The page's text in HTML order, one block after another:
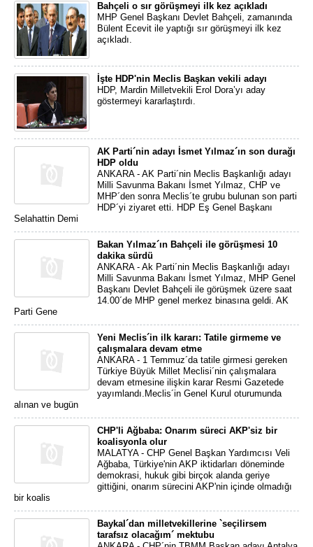
Bahçeli o sır görüşmeyi ilk kez açıkladı
MHP Genel Başkanı Devlet Bahçeli, zamanında
Bülent Ecevit ile yaptığı sır görüşmeyi ilk kez
açıkladı.
İşte HDP'nin Meclis Başkan vekili adayı
HDP, Mardin Milletvekili Erol Dora’yı aday
göstermeyi kararlaştırdı.
AK Parti´nin adayı İsmet Yılmaz´ın son durağı
HDP oldu
ANKARA - AK Parti´nin Meclis Başkanlığı adayı
Milli Savunma Bakanı İsmet Yılmaz, CHP ve
MHP´den sonra Meclis´te grubu bulunan son parti
HDP´yi ziyaret etti. HDP Eş Genel Başkanı
Selahattin Demi
Bakan Yılmaz´ın Bahçeli ile görüşmesi 10
dakika sürdü
ANKARA - Ak Parti´nin Meclis Başkanlığı adayı
Milli Savunma Bakanı İsmet Yılmaz, MHP Genel
Başkanı Devlet Bahçeli ile görüşmek üzere saat
14.00´de MHP genel merkez binasına geldi. AK
Parti Gene
Yeni Meclis´in ilk kararı: Tatile girmeme ve
çalışmalara devam etme
ANKARA - 1 Temmuz´da tatile girmesi gereken
Türkiye Büyük Millet Meclisi´nin çalışmalara
devam etmesine ilişkin karar Resmi Gazetede
yayımlandı.Meclis´in Genel Kurul oturumunda
alınan ve bugün
CHP'li Ağbaba: Onarım süreci AKP'siz bir
koalisyonla olur
MALATYA - CHP Genel Başkan Yardımcısı Veli
Ağbaba, Türkiye'nin AKP iktidarları döneminde
demokrasi, hukuk gibi birçok alanda geriye
gittiğini, onarım sürecini AKP'nin içinde olmadığı
bir koalis
Baykal´dan milletvekillerine `seçilirsem
tarafsız olacağım´ mektubu